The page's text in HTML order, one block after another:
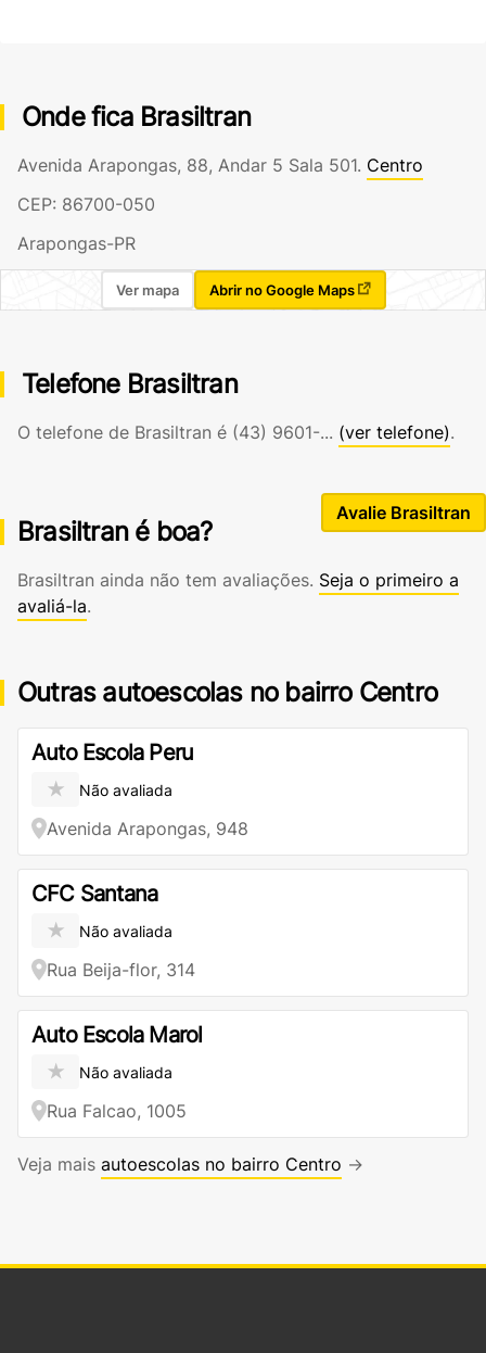
Onde fica Brasiltran
Avenida Arapongas, 88, Andar 5 Sala 501. Centro
CEP: 86700-050
Arapongas-PR
Ver mapa Abrir no Google Maps
Telefone Brasiltran
O telefone de Brasiltran é (43) 9601-... (ver telefone).
Brasiltran é boa?
Avalie Brasiltran
Brasiltran ainda não tem avaliações. Seja o primeiro a
avaliá-la.
Outras autoescolas no bairro Centro
Auto Escola Peru
★ Não avaliada
Avenida Arapongas, 948
CFC Santana
★ Não avaliada
Rua Beija-flor, 314
Auto Escola Marol
★ Não avaliada
Rua Falcao, 1005
Veja mais autoescolas no bairro Centro →